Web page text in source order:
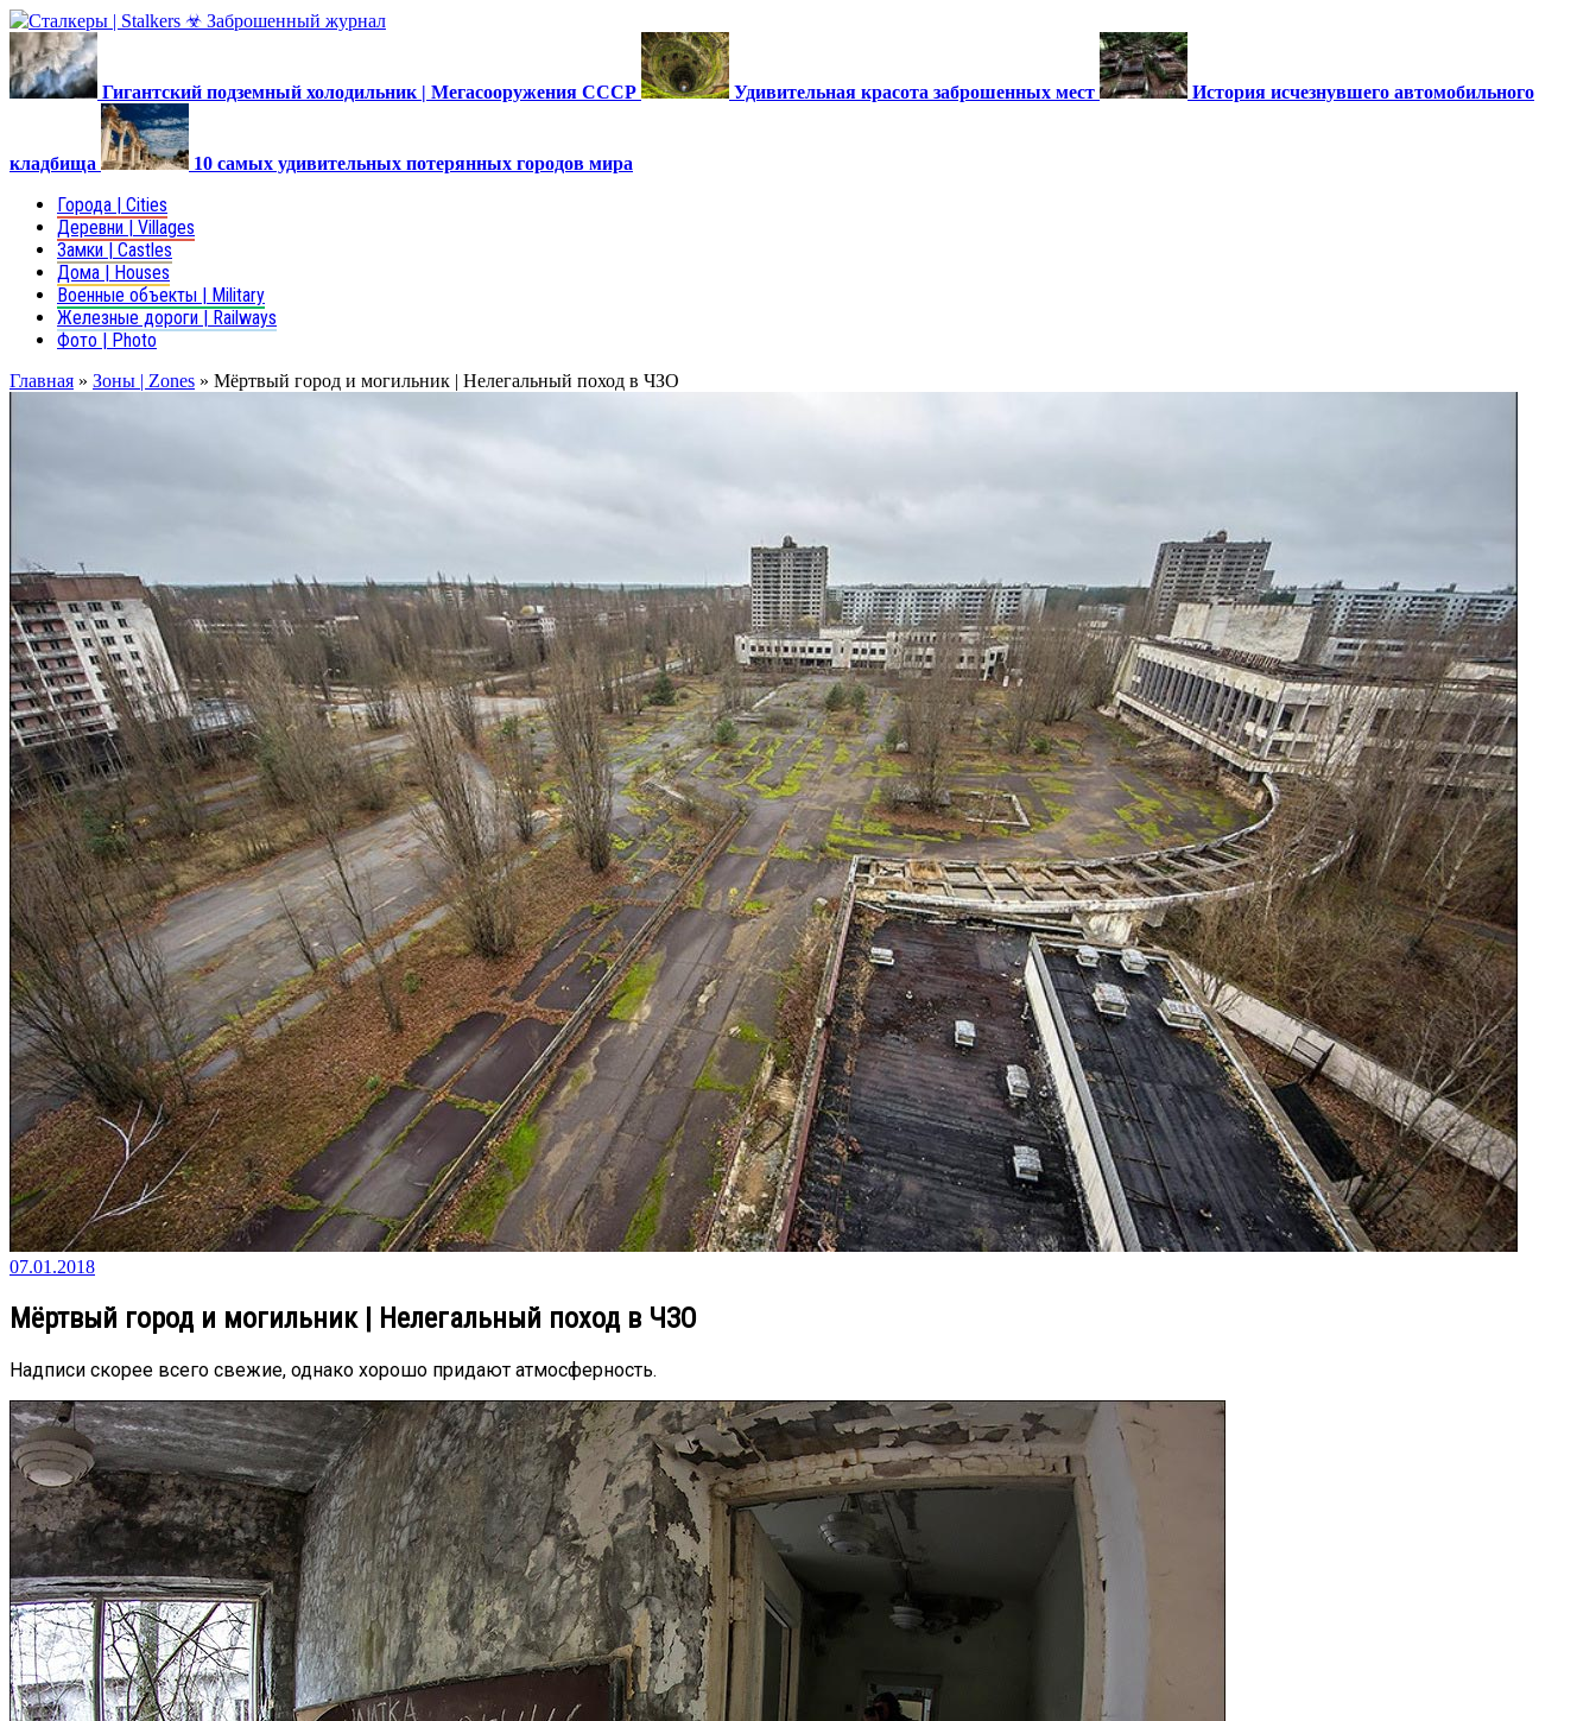
Гигантский подземный холодильник | Мегасооружения СССР Удивительная красота заброшенных мест История исчезнувшего автомобильного
кладбища 10 самых удивительных потерянных городов мира
Города | Cities
Деревни | Villages
Замки | Castles
Дома | Houses
Военные объекты | Military
Железные дороги | Railways
Фото | Photo
Главная » Зоны | Zones » Мёртвый город и могильник | Нелегальный поход в ЧЗО
07.01.2018
Мёртвый город и могильник | Нелегальный поход в ЧЗО
Надписи скорее всего свежие, однако хорошо придают атмосферность.